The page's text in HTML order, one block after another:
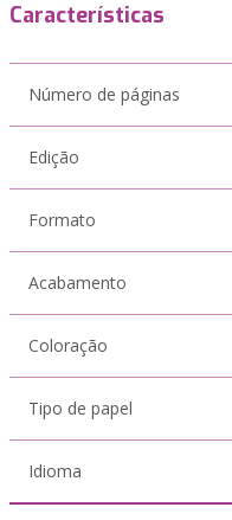
Características
Número de páginas
Edição
Formato
Acabamento
Coloração
Tipo de papel
Idioma